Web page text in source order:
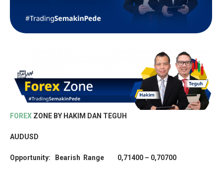
FOREX ZONE BY HAKIM DAN TEGUH
AUDUSD
Opportunity: Bearish Range 0,71400 – 0,70700